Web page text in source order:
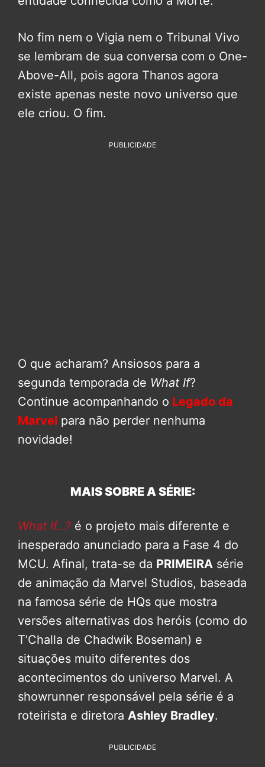
No fim nem o Vigia nem o Tribunal Vivo
se lembram de sua conversa com o One-
Above-All, pois agora Thanos agora
existe apenas neste novo universo que
ele criou. O fim.
PUBLICIDADE
O que acharam? Ansiosos para a
segunda temporada de What If?
Continue acompanhando o Legado da
Marvel para não perder nenhuma
novidade!
MAIS SOBRE A SÉRIE:
What If…? é o projeto mais diferente e
inesperado anunciado para a Fase 4 do
MCU. Afinal, trata-se da PRIMEIRA série
de animação da Marvel Studios, baseada
na famosa série de HQs que mostra
versões alternativas dos heróis (como do
T’Challa de Chadwik Boseman) e
situações muito diferentes dos
acontecimentos do universo Marvel. A
showrunner responsável pela série é a
roteirista e diretora Ashley Bradley.
PUBLICIDADE